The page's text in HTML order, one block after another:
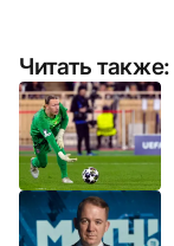
Читать также: